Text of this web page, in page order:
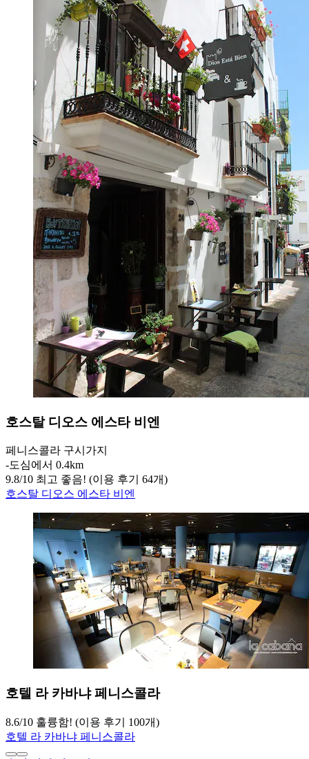
호스탈 디오스 에스타 비엔
페니스콜라 구시가지
‐도심에서 0.4km
9.8/10 최고 좋음! (이용 후기 64개)
호스탈 디오스 에스타 비엔
호텔 라 카바냐 페니스콜라
8.6/10 훌륭함! (이용 후기 100개)
호텔 라 카바냐 페니스콜라